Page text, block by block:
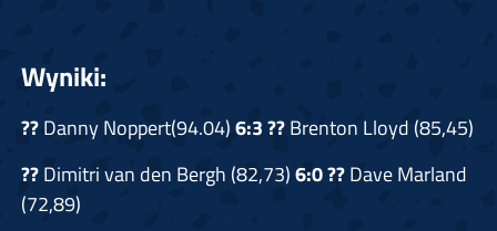
Wyniki:
??Danny Noppert(94.04)6:3 ??Brenton Lloyd (85,45)
??Dimitri van den Bergh (82,73)6:0??Dave Marland
(72,89)